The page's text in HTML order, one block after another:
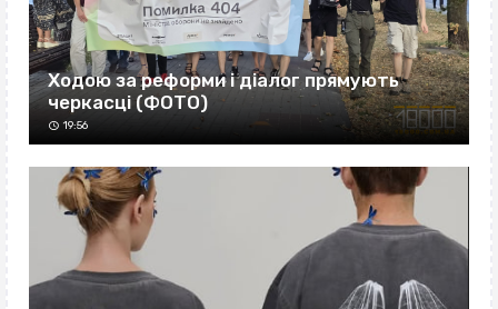
Ходою за реформи і діалог прямують
черкасці (ФОТО)
19:56